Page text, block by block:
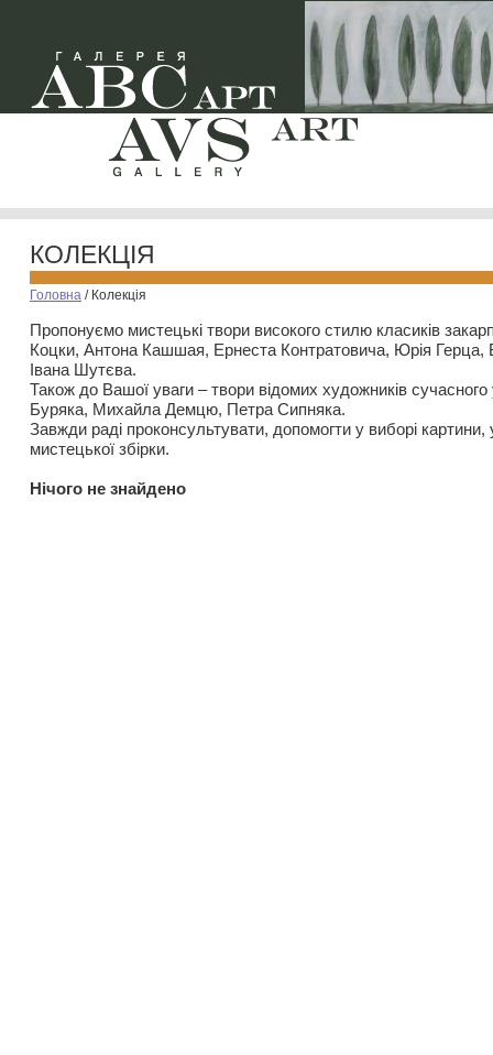
КОЛЕКЦІЯ
Головна / Колекція
Пропонуємо мистецькі твори високого стилю класиків
Коцки, Антона Кашшая, Ернеста Контратовича, Юрія
Івана Шутєва.
Також до Вашої уваги – твори відомих художників
Буряка, Михайла Демцю, Петра Сипняка.
Завжди раді проконсультувати, допомогти у виборі картини,
мистецької збірки.
Нiчого не знайдено